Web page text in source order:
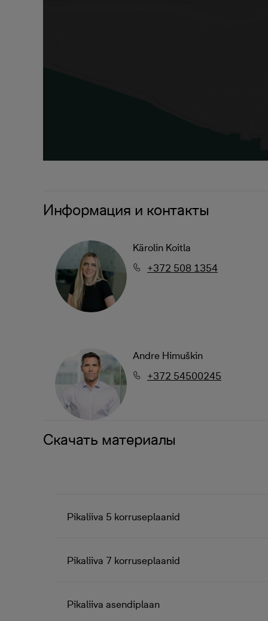
Информация и контакты
Kärolin Koitla
+372 508 1354
Andre Himuškin
+372 54500245
Скачать материалы
Pikaliiva 5 korruseplaanid
Pikaliiva 7 korruseplaanid
Pikaliiva asendiplaan